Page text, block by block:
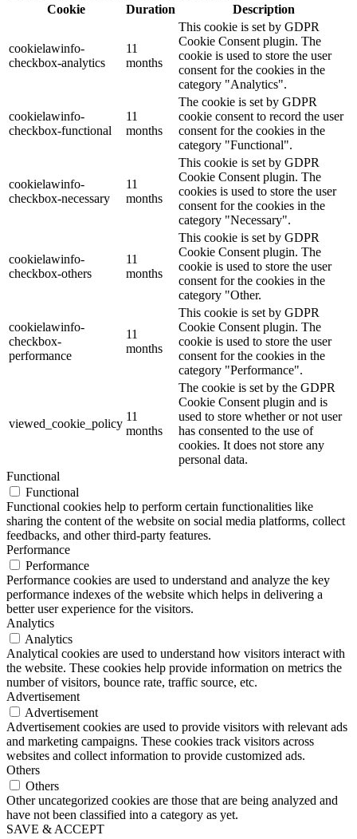
Cookie
Duration Description
cookielawinfo-
checkbox-analytics
11
months
This cookie is set by GDPR
Cookie Consent plugin. The
cookie is used to store the user
consent for the cookies in the
category "Analytics".
cookielawinfo-
checkbox-functional
11
months
The cookie is set by GDPR
cookie consent to record the user
consent for the cookies in the
category "Functional".
cookielawinfo-
checkbox-necessary
11
months
This cookie is set by GDPR
Cookie Consent plugin. The
cookies is used to store the user
consent for the cookies in the
category "Necessary".
cookielawinfo-
checkbox-others
11
months
This cookie is set by GDPR
Cookie Consent plugin. The
cookie is used to store the user
consent for the cookies in the
category "Other.
cookielawinfo-
checkbox-
performance
11
months
This cookie is set by GDPR
Cookie Consent plugin. The
cookie is used to store the user
consent for the cookies in the
category "Performance".
viewed_cookie_policy
11
months
The cookie is set by the GDPR
Cookie Consent plugin and is
used to store whether or not user
has consented to the use of
cookies. It does not store any
personal data.
Functional
Functional
Functional cookies help to perform certain functionalities like
sharing the content of the website on social media platforms, collect
feedbacks, and other third-party features.
Performance
Performance
Performance cookies are used to understand and analyze the key
performance indexes of the website which helps in delivering a
better user experience for the visitors.
Analytics
Analytics
Analytical cookies are used to understand how visitors interact with
the website. These cookies help provide information on metrics the
number of visitors, bounce rate, traffic source, etc.
Advertisement
Advertisement
Advertisement cookies are used to provide visitors with relevant ads
and marketing campaigns. These cookies track visitors across
websites and collect information to provide customized ads.
Others
Others
Other uncategorized cookies are those that are being analyzed and
have not been classified into a category as yet.
SAVE & ACCEPT